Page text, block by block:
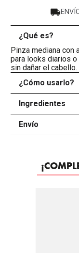
¿Qué es?
Pinza mediana con
para looks diarios
sin dañar el cabello.
¿Cómo usarlo?
Ingredientes
Envío